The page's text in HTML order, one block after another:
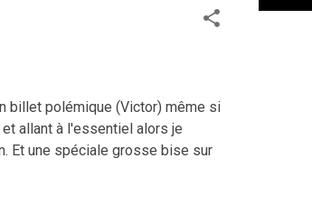
billet polémique (Victor) même si
allant à l'essentiel alors je
Et une spéciale grosse bise sur